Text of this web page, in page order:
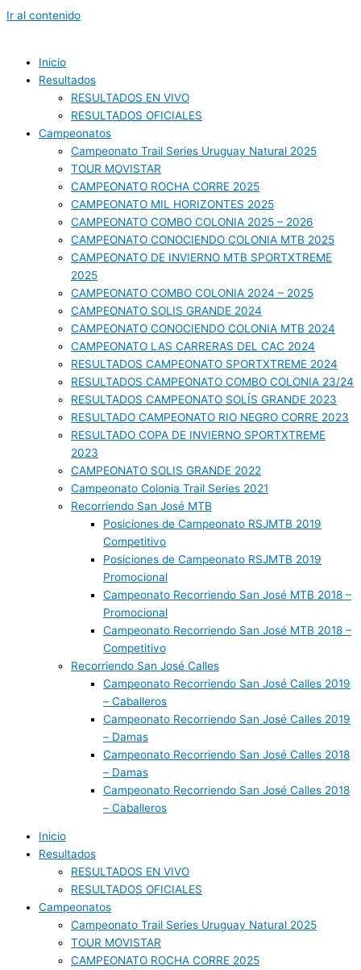
Ir al contenido
Inicio
Resultados
RESULTADOS EN VIVO
RESULTADOS OFICIALES
Campeonatos
Campeonato Trail Series Uruguay Natural 2025
TOUR MOVISTAR
CAMPEONATO ROCHA CORRE 2025
CAMPEONATO MIL HORIZONTES 2025
CAMPEONATO COMBO COLONIA 2025 – 2026
CAMPEONATO CONOCIENDO COLONIA MTB 2025
CAMPEONATO DE INVIERNO MTB SPORTXTREME
2025
CAMPEONATO COMBO COLONIA 2024 – 2025
CAMPEONATO SOLIS GRANDE 2024
CAMPEONATO CONOCIENDO COLONIA MTB 2024
CAMPEONATO LAS CARRERAS DEL CAC 2024
RESULTADOS CAMPEONATO SPORTXTREME 2024
RESULTADOS CAMPEONATO COMBO COLONIA 23/24
RESULTADOS CAMPEONATO SOLÍS GRANDE 2023
RESULTADO CAMPEONATO RIO NEGRO CORRE 2023
RESULTADO COPA DE INVIERNO SPORTXTREME
2023
CAMPEONATO SOLIS GRANDE 2022
Campeonato Colonia Trail Series 2021
Recorriendo San José MTB
Posiciones de Campeonato RSJMTB 2019
Competitivo
Posiciones de Campeonato RSJMTB 2019
Promocional
Campeonato Recorriendo San José MTB 2018 –
Promocional
Campeonato Recorriendo San José MTB 2018 –
Competitivo
Recorriendo San José Calles
Campeonato Recorriendo San José Calles 2019
– Caballeros
Campeonato Recorriendo San José Calles 2019
– Damas
Campeonato Recorriendo San José Calles 2018
– Damas
Campeonato Recorriendo San José Calles 2018
– Caballeros
Inicio
Resultados
RESULTADOS EN VIVO
RESULTADOS OFICIALES
Campeonatos
Campeonato Trail Series Uruguay Natural 2025
TOUR MOVISTAR
CAMPEONATO ROCHA CORRE 2025